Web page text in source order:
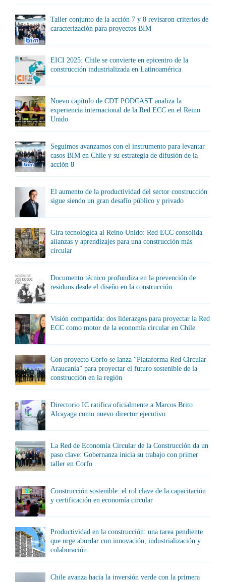
Taller conjunto de la acción 7 y 8 revisaron criterios de
caracterización para proyectos BIM
EICI 2025: Chile se convierte en epicentro de la
construcción industrializada en Latinoamérica
Nuevo capítulo de CDT PODCAST analiza la
experiencia internacional de la Red ECC en el Reino
Unido
Seguimos avanzamos con el instrumento para levantar
casos BIM en Chile y su estrategia de difusión de la
acción 8
El aumento de la productividad del sector construcción
sigue siendo un gran desafío público y privado
Gira tecnológica al Reino Unido: Red ECC consolida
alianzas y aprendizajes para una construcción más
circular
Documento técnico profundiza en la prevención de
residuos desde el diseño en la construcción
Visión compartida: dos liderazgos para proyectar la Red
ECC como motor de la economía circular en Chile
Con proyecto Corfo se lanza “Plataforma Red Circular
Araucanía” para proyectar el futuro sostenible de la
construcción en la región
Directorio IC ratifica oficialmente a Marcos Brito
Alcayaga como nuevo director ejecutivo
La Red de Economía Circular de la Construcción da un
paso clave: Gobernanza inicia su trabajo con primer
taller en Corfo
Construcción sostenible: el rol clave de la capacitación
y certificación en economía circular
Productividad en la construcción: una tarea pendiente
que urge abordar con innovación, industrialización y
colaboración
Chile avanza hacia la inversión verde con la primera